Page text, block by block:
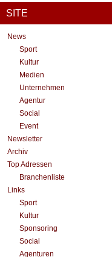
SITE
News
Sport
Kultur
Medien
Unternehmen
Agentur
Social
Event
Newsletter
Archiv
Top Adressen
Branchenliste
Links
Sport
Kultur
Sponsoring
Social
Agenturen